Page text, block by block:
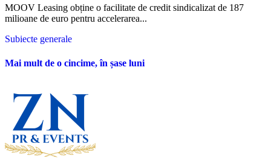
MOOV Leasing obține o facilitate de credit sindicalizat de 187
milioane de euro pentru accelerarea...
Subiecte generale
Mai mult de o cincime, în șase luni